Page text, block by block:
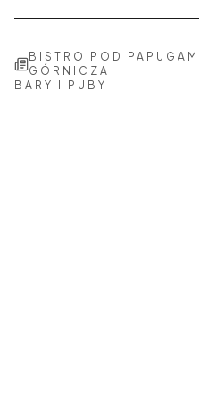
BISTRO POD PAPUGAMI
GÓRNICZA
BARY I PUBY